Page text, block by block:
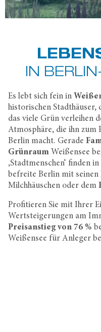
IN
Es lebt sich fein in
historischen
das viele Grün verleihen
Atmosphäre, die ihn
Berlin macht. Gerade
GrünraumWeißensee
‚Stadtmenschen‘ finden
befreite Berlin mit seinen
Milchhäuschen oder dem
Profitieren Sie mit Ihrer
Wertsteigerungen am
Preisanstieg von 76 %
Weißensee für Anleger